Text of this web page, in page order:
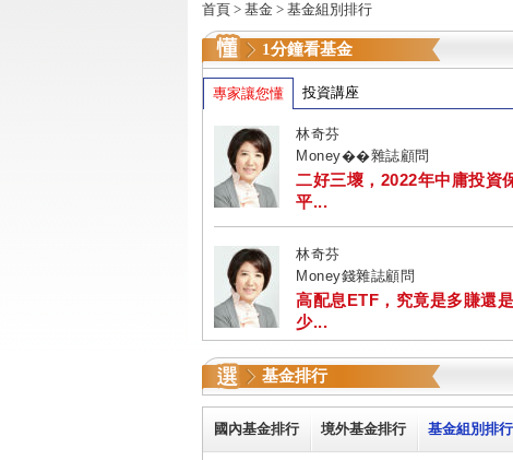
首頁 > 基金 > 基金組別排行
1分鐘看基金
專家讓您懂 投資講座
林奇芬
Money��雜誌顧問
二好三壞，2022年中庸投資
平...
林奇芬
Money錢雜誌顧問
高配息ETF，究竟是多賺還是
少...
基金排行
國內基金排行 境外基金排行 基金組別排行